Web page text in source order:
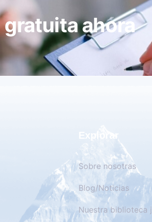
ahora
Explorar
Sobre nosotras
Blog/Noticias
Nuestra biblioteca